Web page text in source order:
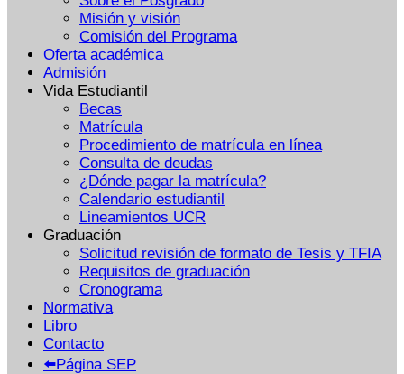
Misión y visión
Comisión del Programa
Oferta académica
Admisión
Vida Estudiantil
Becas
Matrícula
Procedimiento de matrícula en línea
Consulta de deudas
¿Dónde pagar la matrícula?
Calendario estudiantil
Lineamientos UCR
Graduación
Solicitud revisión de formato de Tesis y TFIA
Requisitos de graduación
Cronograma
Normativa
Libro
Contacto
⬅️Página SEP